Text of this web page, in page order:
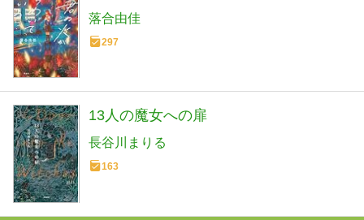
落合由佳
297
13人の魔女への扉
長谷川まりる
163